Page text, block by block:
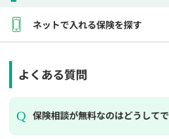
ネットで入れる保険を探す
よくある質問
保険相談が無料なのはどうして